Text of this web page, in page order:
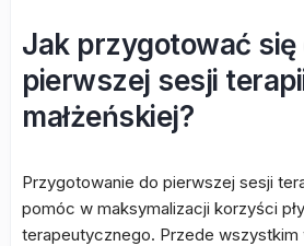
Jak przygotować się
pierwszej sesji
małżeńskiej?
Przygotowanie do pierwszej sesji
pomóc w maksymalizacji korzyści
terapeutycznego. Przede wszystkim